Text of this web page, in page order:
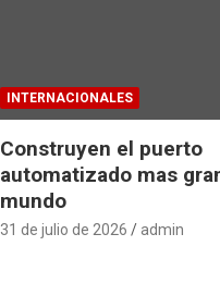
INTERNACIONALES
Construyen el puerto
automatizado mas
mundo
31 de julio de 2026 admin